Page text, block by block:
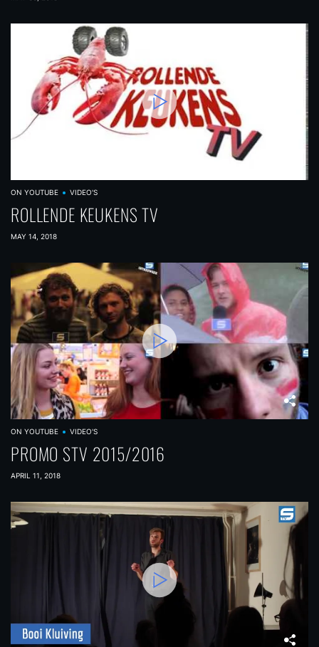
ON YOUTUBE VIDEO'S
ROLLENDE KEUKENS TV
MAY 14, 2018
ON YOUTUBE VIDEO'S
PROMO STV 2015/2016
APRIL 11, 2018